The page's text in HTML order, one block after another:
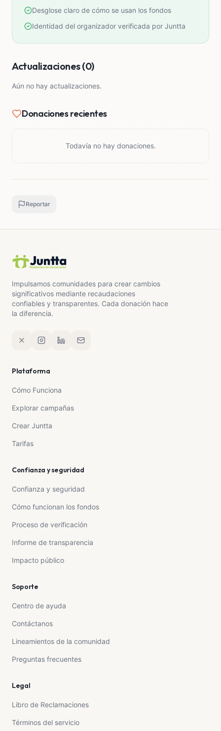
Desglose claro de cómo se usan los fondos
Identidad del organizador verificada por Juntta
Actualizaciones (0)
Aún no hay actualizaciones.
Donaciones recientes
Todavía no hay donaciones.
Reportar
Impulsamos comunidades para crear cambios
significativos mediante recaudaciones
confiables y transparentes. Cada donación hace
la diferencia.
Plataforma
Cómo Funciona
Explorar campañas
Crear Juntta
Tarifas
Confianza y seguridad
Confianza y seguridad
Cómo funcionan los fondos
Proceso de verificación
Informe de transparencia
Impacto público
Soporte
Centro de ayuda
Contáctanos
Lineamientos de la comunidad
Preguntas frecuentes
Legal
Libro de Reclamaciones
Términos del servicio